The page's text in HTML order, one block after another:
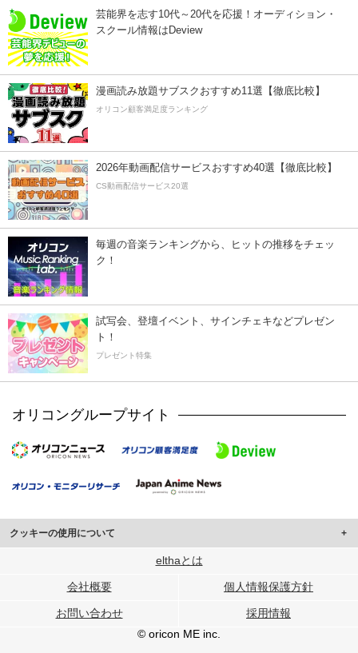
芸能界を志す10代～20代を応援！オーディション・
スクール情報はDeview
漫画読み放題サブスクおすすめ11選【徹底比較】
オリコン顧客満足度ランキング
2026年動画配信サービスおすすめ40選【徹底比較】
CS動画配信サービス20選
毎週の音楽ランキングから、ヒットの推移をチェッ
ク！
試写会、登壇イベント、サインチェキなどプレゼン
ト！
プレゼント特集
オリコングループサイト
クッキーの使用について
このサイトでは Cookie を使用して、ユーザーに合わせたコンテンツや広告の
行っています。
メディアや広告配信、データ解析の各パートナーに提供しています。
ユーザーが各パートナーのサービスを使用したときに収集した他の情報を組み
elthaとは
会社概要 個人情報保護方針
お問い合わせ
採用情報
© oricon ME inc.